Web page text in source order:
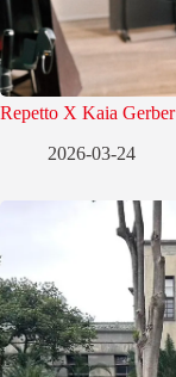
Repetto X Kaia
2026-03-24